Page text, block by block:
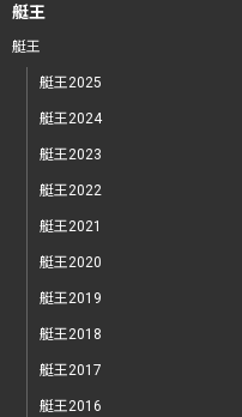
艇王
艇王
艇王2025
艇王2024
艇王2023
艇王2022
艇王2021
艇王2020
艇王2019
艇王2018
艇王2017
艇王2016